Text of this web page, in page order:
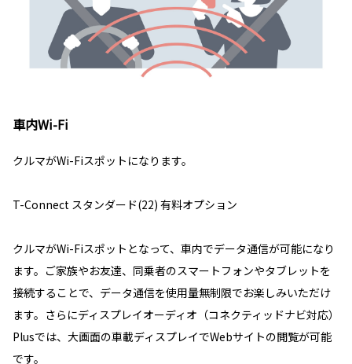
車内Wi-Fi
クルマがWi-Fiスポットになります。
T-Connect スタンダード(22) 有料オプション
クルマがWi-Fiスポットとなって、車内でデータ通信が可能になり
ます。ご家族やお友達、同乗者のスマートフォンやタブレットを
接続することで、データ通信を使用量無制限でお楽しみいただけ
ます。さらにディスプレイオーディオ（コネクティッドナビ対応）
Plusでは、大画面の車載ディスプレイでWebサイトの閲覧が可能
です。